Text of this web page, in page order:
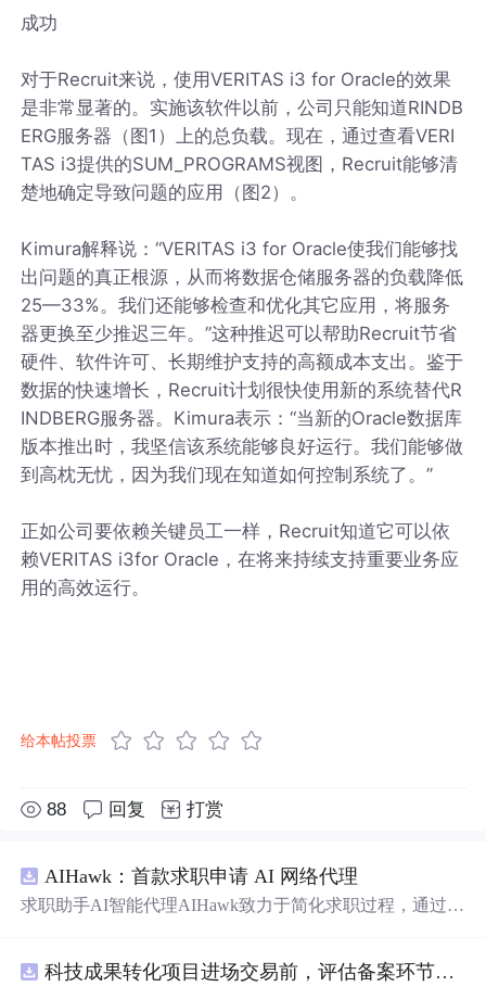
成功
对于Recruit来说，使用VERITAS i3 for Oracle的效果
是非常显著的。实施该软件以前，公司只能知道RINDB
ERG服务器（图1）上的总负载。现在，通过查看VERI
TAS i3提供的SUM_PROGRAMS视图，Recruit能够清
楚地确定导致问题的应用（图2）。
Kimura解释说：“VERITAS i3 for Oracle使我们能够找
出问题的真正根源，从而将数据仓储服务器的负载降低
25—33%。我们还能够检查和优化其它应用，将服务
器更换至少推迟三年。”这种推迟可以帮助Recruit节省
硬件、软件许可、长期维护支持的高额成本支出。鉴于
数据的快速增长，Recruit计划很快使用新的系统替代R
INDBERG服务器。Kimura表示：“当新的Oracle数据库
版本推出时，我坚信该系统能够良好运行。我们能够做
到高枕无忧，因为我们现在知道如何控制系统了。”
正如公司要依赖关键员工一样，Recruit知道它可以依
赖VERITAS i3for Oracle，在将来持续支持重要业务应
用的高效运行。
给本帖投票
88 回复 打赏
AIHawk：首款求职申请 AI 网络代理
求职助手AI智能代理AIHawk致力于简化求职过程，通过自
科技成果转化项目进场交易前，评估备案环节需要准备哪些材料？.docx